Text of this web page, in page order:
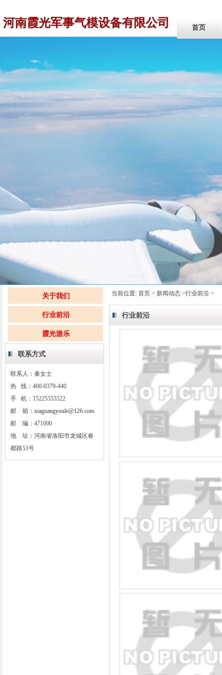
河南霞光军事气模设备有限公司 首页
关于我们
行业前沿
霞光游乐
联系方式
联系人：秦女士
热 线：400-0379-440
手 机：15225555522
邮 箱： xiaguangyoule@126.com
邮 编：471000
地 址：河南省洛阳市龙城区春
都路53号
当前位置: 首页 > 新闻动态 >行业前沿 >
行业前沿